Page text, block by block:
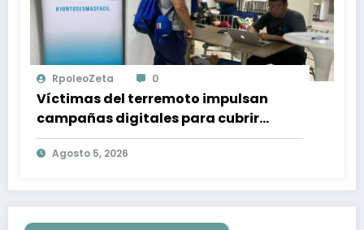
RpoleoZeta 0
Víctimas del terremoto impulsan
campañas digitales para cubrir
gastos médicos y rehabilitación
Agosto 5, 2026